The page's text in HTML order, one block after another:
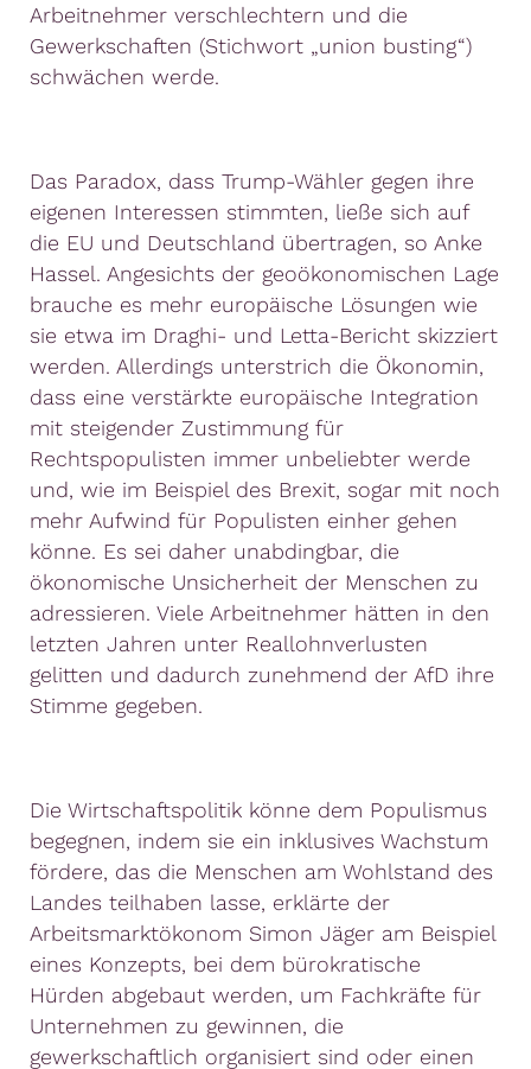
Arbeitnehmer verschlechtern und die
Gewerkschaften (Stichwort „union busting“)
schwächen werde.
Das Paradox, dass Trump-Wähler gegen ihre
eigenen Interessen stimmten, ließe sich auf
die EU und Deutschland übertragen, so Anke
Hassel. Angesichts der geoökonomischen Lage
brauche es mehr europäische Lösungen wie
sie etwa im Draghi- und Letta-Bericht skizziert
werden. Allerdings unterstrich die Ökonomin,
dass eine verstärkte europäische Integration
mit steigender Zustimmung für
Rechtspopulisten immer unbeliebter werde
und, wie im Beispiel des Brexit, sogar mit noch
mehr Aufwind für Populisten einher gehen
könne. Es sei daher unabdingbar, die
ökonomische Unsicherheit der Menschen zu
adressieren. Viele Arbeitnehmer hätten in den
letzten Jahren unter Reallohnverlusten
gelitten und dadurch zunehmend der AfD ihre
Stimme gegeben.
Die Wirtschaftspolitik könne dem Populismus
begegnen, indem sie ein inklusives Wachstum
fördere, das die Menschen am Wohlstand des
Landes teilhaben lasse, erklärte der
Arbeitsmarktökonom Simon Jäger am Beispiel
eines Konzepts, bei dem bürokratische
Hürden abgebaut werden, um Fachkräfte für
Unternehmen zu gewinnen, die
gewerkschaftlich organisiert sind oder einen